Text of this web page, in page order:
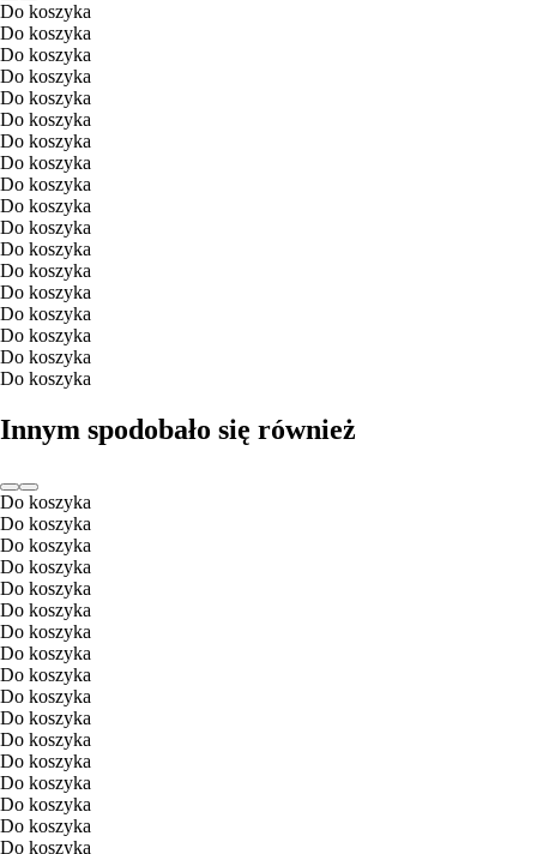
Do koszyka
Do koszyka
Do koszyka
Do koszyka
Do koszyka
Do koszyka
Do koszyka
Do koszyka
Do koszyka
Do koszyka
Do koszyka
Do koszyka
Do koszyka
Do koszyka
Do koszyka
Do koszyka
Do koszyka
Do koszyka
Innym spodobało się również
Do koszyka
Do koszyka
Do koszyka
Do koszyka
Do koszyka
Do koszyka
Do koszyka
Do koszyka
Do koszyka
Do koszyka
Do koszyka
Do koszyka
Do koszyka
Do koszyka
Do koszyka
Do koszyka
Do koszyka